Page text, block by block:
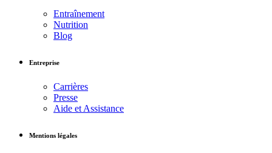
Entraînement
Nutrition
Blog
Entreprise
Carrières
Presse
Aide et Assistance
Mentions légales